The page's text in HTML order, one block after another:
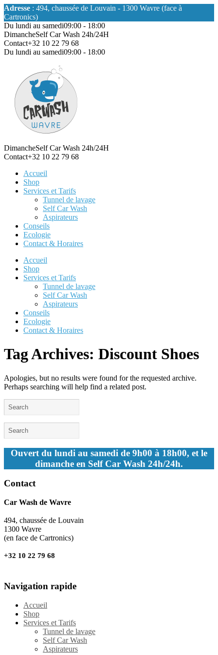
Adresse : 494, chaussée de Louvain - 1300 Wavre (face à
Cartronics)
Du lundi au samedi09:00 - 18:00
DimancheSelf Car Wash 24h/24H
Contact+32 10 22 79 68
Du lundi au samedi09:00 - 18:00
DimancheSelf Car Wash 24h/24H
Contact+32 10 22 79 68
Accueil
Shop
Services et Tarifs
Tunnel de lavage
Self Car Wash
Aspirateurs
Conseils
Ecologie
Contact & Horaires
Accueil
Shop
Services et Tarifs
Tunnel de lavage
Self Car Wash
Aspirateurs
Conseils
Ecologie
Contact & Horaires
Tag Archives: Discount Shoes
Apologies, but no results were found for the requested archive.
Perhaps searching will help find a related post.
Ouvert du lundi au samedi de 9h00 à 18h00, et le
dimanche en Self Car Wash 24h/24h.
Contact
Car Wash de Wavre
494, chaussée de Louvain
1300 Wavre
(en face de Cartronics)
+32 10 22 79 68
Navigation rapide
Accueil
Shop
Services et Tarifs
Tunnel de lavage
Self Car Wash
Aspirateurs